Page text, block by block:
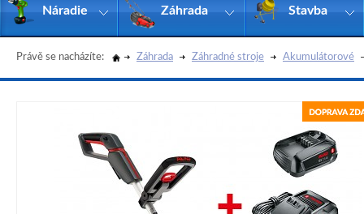
Právě se nacházíte: Záhrada Záhradné stroje Akumulátorové
Náradie Záhrada Stavba